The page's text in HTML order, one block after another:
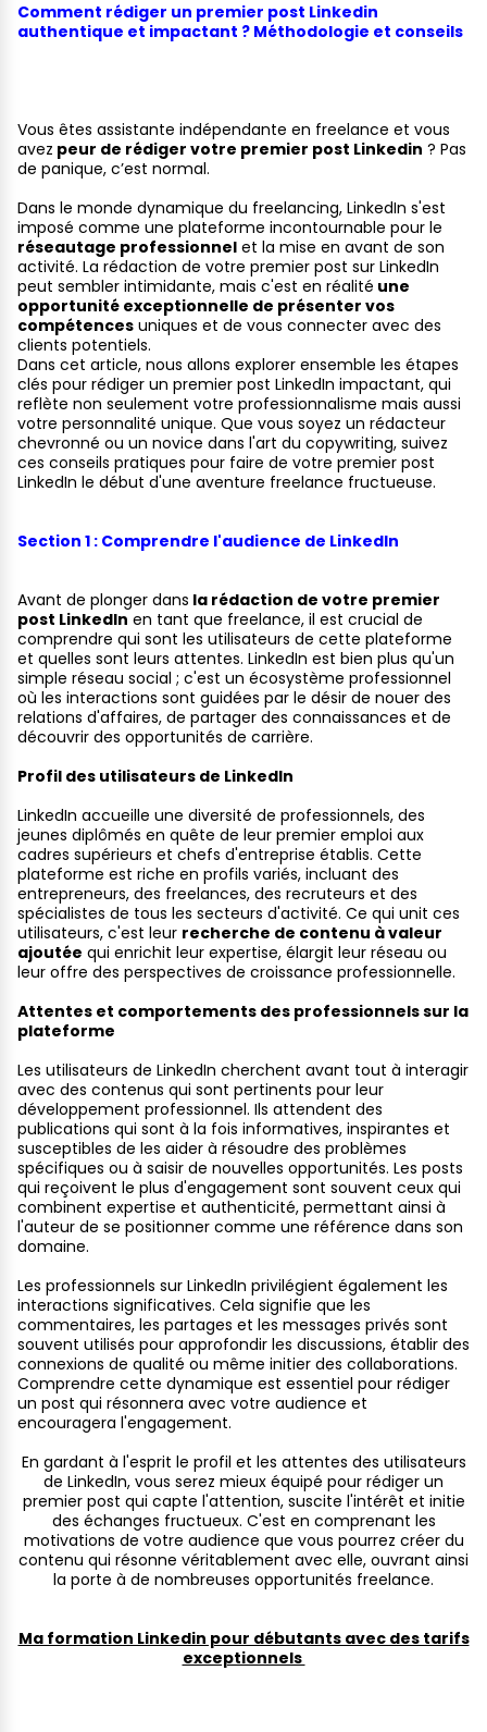
Comment rédiger un premier post Linkedin
authentique et impactant ? Méthodologie et conseils
Vous êtes assistante indépendante en freelance et vous
avez peur de rédiger votre premier post Linkedin ? Pas
de panique, c’est normal.
Dans le monde dynamique du freelancing, LinkedIn s'est
imposé comme une plateforme incontournable pour le
réseautage professionnel et la mise en avant de son
activité. La rédaction de votre premier post sur LinkedIn
peut sembler intimidante, mais c'est en réalité une
opportunité exceptionnelle de présenter vos
compétences uniques et de vous connecter avec des
clients potentiels.
Dans cet article, nous allons explorer ensemble les étapes
clés pour rédiger un premier post LinkedIn impactant, qui
reflète non seulement votre professionnalisme mais aussi
votre personnalité unique. Que vous soyez un rédacteur
chevronné ou un novice dans l'art du copywriting, suivez
ces conseils pratiques pour faire de votre premier post
LinkedIn le début d'une aventure freelance fructueuse.
Section 1 : Comprendre l'audience de LinkedIn
Avant de plonger dans la rédaction de votre premier
post LinkedIn en tant que freelance, il est crucial de
comprendre qui sont les utilisateurs de cette plateforme
et quelles sont leurs attentes. LinkedIn est bien plus qu'un
simple réseau social ; c'est un écosystème professionnel
où les interactions sont guidées par le désir de nouer des
relations d'affaires, de partager des connaissances et de
découvrir des opportunités de carrière.
Profil des utilisateurs de LinkedIn
LinkedIn accueille une diversité de professionnels, des
jeunes diplômés en quête de leur premier emploi aux
cadres supérieurs et chefs d'entreprise établis. Cette
plateforme est riche en profils variés, incluant des
entrepreneurs, des freelances, des recruteurs et des
spécialistes de tous les secteurs d'activité. Ce qui unit ces
utilisateurs, c'est leur recherche de contenu à valeur
ajoutée qui enrichit leur expertise, élargit leur réseau ou
leur offre des perspectives de croissance professionnelle.
Attentes et comportements des professionnels sur la
plateforme
Les utilisateurs de LinkedIn cherchent avant tout à interagir
avec des contenus qui sont pertinents pour leur
développement professionnel. Ils attendent des
publications qui sont à la fois informatives, inspirantes et
susceptibles de les aider à résoudre des problèmes
spécifiques ou à saisir de nouvelles opportunités. Les posts
qui reçoivent le plus d'engagement sont souvent ceux qui
combinent expertise et authenticité, permettant ainsi à
l'auteur de se positionner comme une référence dans son
domaine.
Les professionnels sur LinkedIn privilégient également les
interactions significatives. Cela signifie que les
commentaires, les partages et les messages privés sont
souvent utilisés pour approfondir les discussions, établir des
connexions de qualité ou même initier des collaborations.
Comprendre cette dynamique est essentiel pour rédiger
un post qui résonnera avec votre audience et
encouragera l'engagement.
En gardant à l'esprit le profil et les attentes des utilisateurs
de LinkedIn, vous serez mieux équipé pour rédiger un
premier post qui capte l'attention, suscite l'intérêt et initie
des échanges fructueux. C'est en comprenant les
motivations de votre audience que vous pourrez créer du
contenu qui résonne véritablement avec elle, ouvrant ainsi
la porte à de nombreuses opportunités freelance.
Ma formation Linkedin pour débutants avec des tarifs
exceptionnels